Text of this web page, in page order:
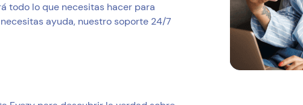
todo lo que necesitas hacer para
ayuda, nuestro soporte 24/7